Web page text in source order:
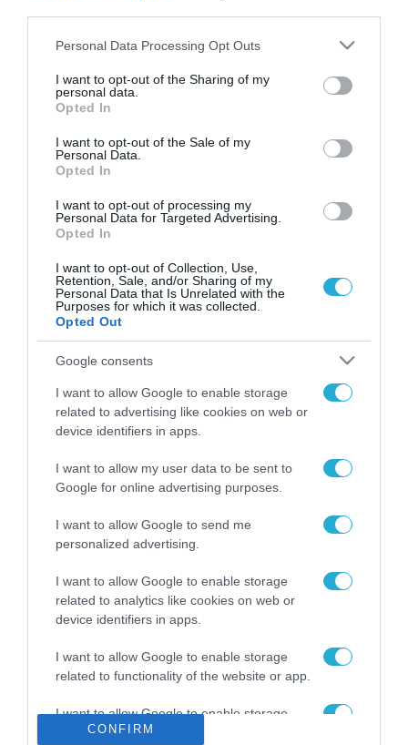
Please note that this website/app uses one or more Google
not limited to your visit or usage behaviour. You may click to
grant or deny consent to Google and its third-party tags to
use your data for below specified purposes in below Google
consent section.
Personal Data Processing Opt Outs
I want to opt-out of the Sharing of my
personal data.
Opted In
I want to opt-out of the Sale of my
Personal Data.
Opted In
I want to opt-out of processing my
Personal Data for Targeted Advertising.
Opted In
I want to opt-out of Collection, Use,
Retention, Sale, and/or Sharing of my
Personal Data that Is Unrelated with the
Purposes for which it was collected.
Opted Out
Google consents
I want to allow Google to enable storage
related to advertising like cookies on web or
device identifiers in apps.
I want to allow my user data to be sent to
Google for online advertising purposes.
I want to allow Google to send me
personalized advertising.
I want to allow Google to enable storage
related to analytics like cookies on web or
device identifiers in apps.
I want to allow Google to enable storage
related to functionality of the website or app.
I want to allow Google to enable storage
related to personalization.
CONFIRM
ΡΟΗ ΕΙΔΗΣΕΩΝ
Το χρηματοδοτούμενο
από την ΕΕ έργο “The
Gaming Police”
ενισχύει την ασφάλεια
των παιδιών στο
31.07.2026
ΑΑΔΕ: Διευκρινίσεις
για τα πρόστιμα σε
παραβάσεις που
31.07.2026
Τεχνητή Νοημοσύνη
δεν είναι απλώς μια
νέα τεχνολογία, είναι
επανάσταση»
31.07.2026
Νέος οδηγός του ΕΚΤ
για τη χρηματοδότηση
των ελληνικών
επιχειρήσεων στον
χώρο της άμυνας